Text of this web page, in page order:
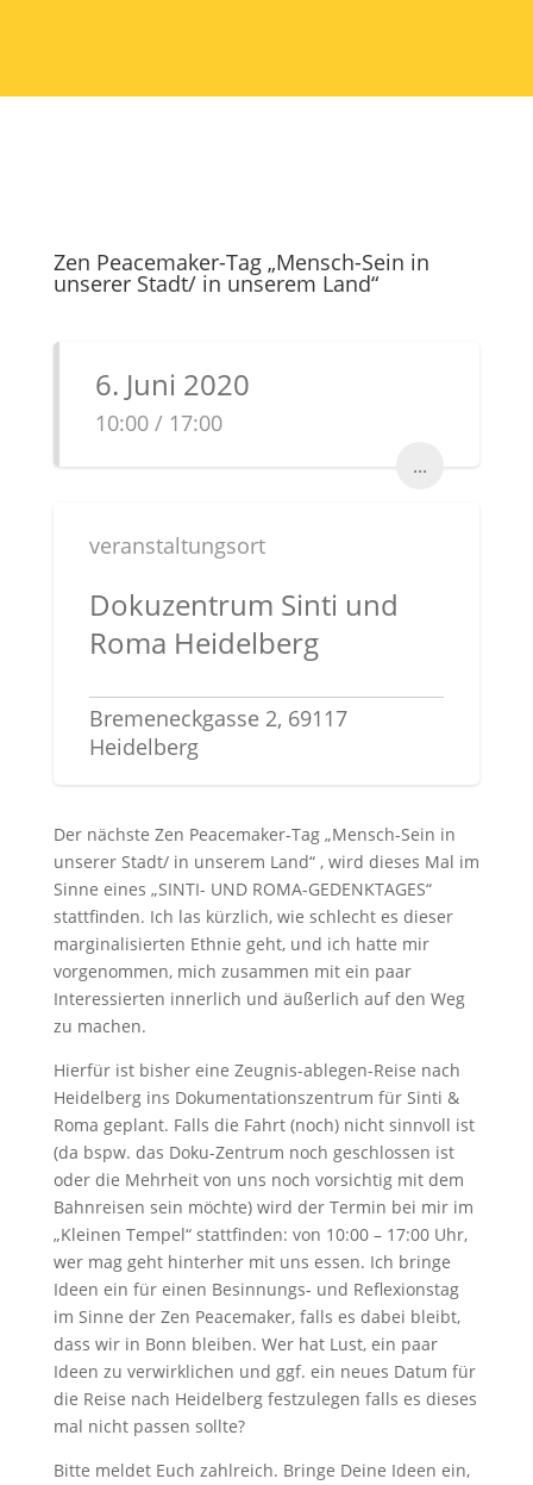
Zen Peacemaker-Tag „Mensch-Sein in
unserer Stadt/ in unserem Land“
6. Juni 2020
10:00 / 17:00
...
veranstaltungsort
Dokuzentrum Sinti und
Roma Heidelberg
Bremeneckgasse 2, 69117
Heidelberg
Der nächste Zen Peacemaker-Tag „Mensch-Sein in
unserer Stadt/ in unserem Land“ , wird dieses Mal im
Sinne eines „SINTI- UND ROMA-GEDENKTAGES“
stattfinden. Ich las kürzlich, wie schlecht es dieser
marginalisierten Ethnie geht, und ich hatte mir
vorgenommen, mich zusammen mit ein paar
Interessierten innerlich und äußerlich auf den Weg
zu machen.
Hierfür ist bisher eine Zeugnis-ablegen-Reise nach
Heidelberg ins Dokumentationszentrum für Sinti &
Roma geplant. Falls die Fahrt (noch) nicht sinnvoll ist
(da bspw. das Doku-Zentrum noch geschlossen ist
oder die Mehrheit von uns noch vorsichtig mit dem
Bahnreisen sein möchte) wird der Termin bei mir im
„Kleinen Tempel“ stattfinden: von 10:00 – 17:00 Uhr,
wer mag geht hinterher mit uns essen. Ich bringe
Ideen ein für einen Besinnungs- und Reflexionstag
im Sinne der Zen Peacemaker, falls es dabei bleibt,
dass wir in Bonn bleiben. Wer hat Lust, ein paar
Ideen zu verwirklichen und ggf. ein neues Datum für
die Reise nach Heidelberg festzulegen falls es dieses
mal nicht passen sollte?
Bitte meldet Euch zahlreich. Bringe Deine Ideen ein,